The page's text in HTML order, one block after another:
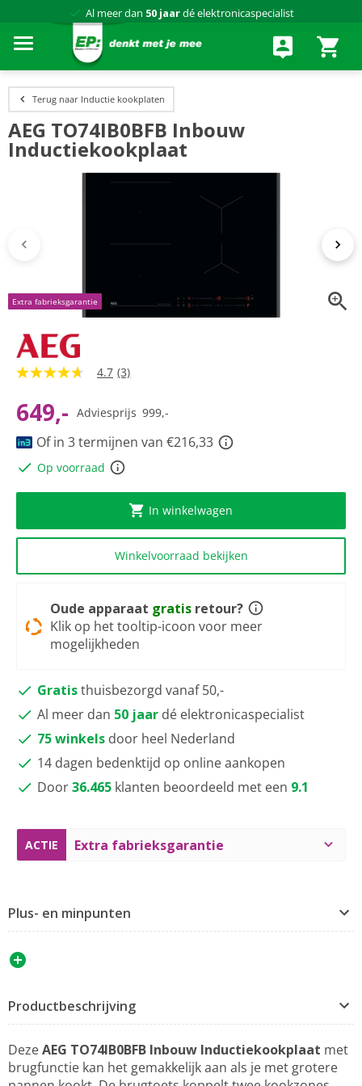
Al meer dan 50 jaardé elektronicaspecialist
Terug naar Inductie kookplaten
AEG TO74IB0BFB Inbouw
Inductiekookplaat
Extra fabrieksgarantie
4.7
5
sterren,
gemiddelde
scorewaarde.
3
Dezelfde
4.7 (3)
649,- Adviesprijs 999,-
Of in 3 termijnen van €216,33
Op voorraad
In winkelwagen
Winkelvoorraad bekijken
ACTIE Extra fabrieksgarantie
Oude apparaat gratis retour?
Klik op het tooltip-icoon voor meer
mogelijkheden
Gratisthuisbezorgd vanaf 50,-
Al meer dan 50 jaar dé elektronicaspecialist
75 winkels door heel Nederland
14 dagen bedenktijd op online aankopen
Door36.465 klanten beoordeeld met een 9.1
Plus- en minpunten
Productbeschrijving
DezeAEG TO74IB0BFB Inbouw Inductiekookplaat met
brugfunctie kan het gemakkelijk aan als je met grotere